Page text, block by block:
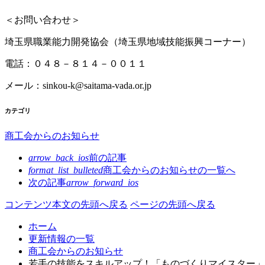
＜お問い合わせ＞
埼玉県職業能力開発協会（埼玉県地域技能振興コーナー）
電話：０４８－８１４－００１１
メール：sinkou-k@saitama-vada.or.jp
カテゴリ
商工会からのお知らせ
arrow_back_ios前の記事
format_list_bulleted商工会からのお知らせの一覧へ
次の記事arrow_forward_ios
コンテンツ本文の先頭へ戻る ページの先頭へ戻る
ホーム
更新情報の一覧
商工会からのお知らせ